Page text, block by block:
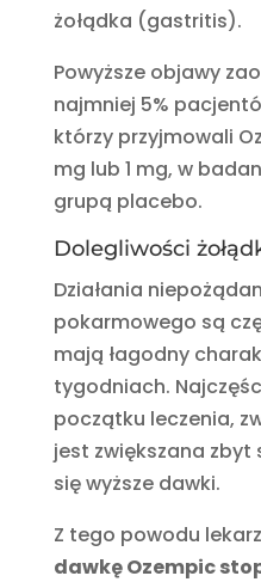
żołądka (gastritis).
Powyższe objawy
najmniej 5%
którzy przyjmowali
mg lub 1 mg, w
grupą placebo.
Dolegliwości
Działania
pokarmowego są
mają łagodny
tygodniach.
początku leczenia,
jest zwiększana
się wyższe dawki.
Z tego powodu
dawkę Ozempic